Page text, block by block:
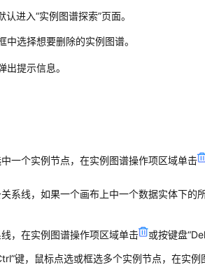
认进入“实例图谱探索”页面。
选择想要删除的实例图谱。
出提示信息。
一个实例节点，在实例图谱操作项区域单击
系线，如果一个画布上中一个数据实体下的
，在实例图谱操作项区域单击 或按键盘
键，鼠标点选或框选多个实例节点，在实例